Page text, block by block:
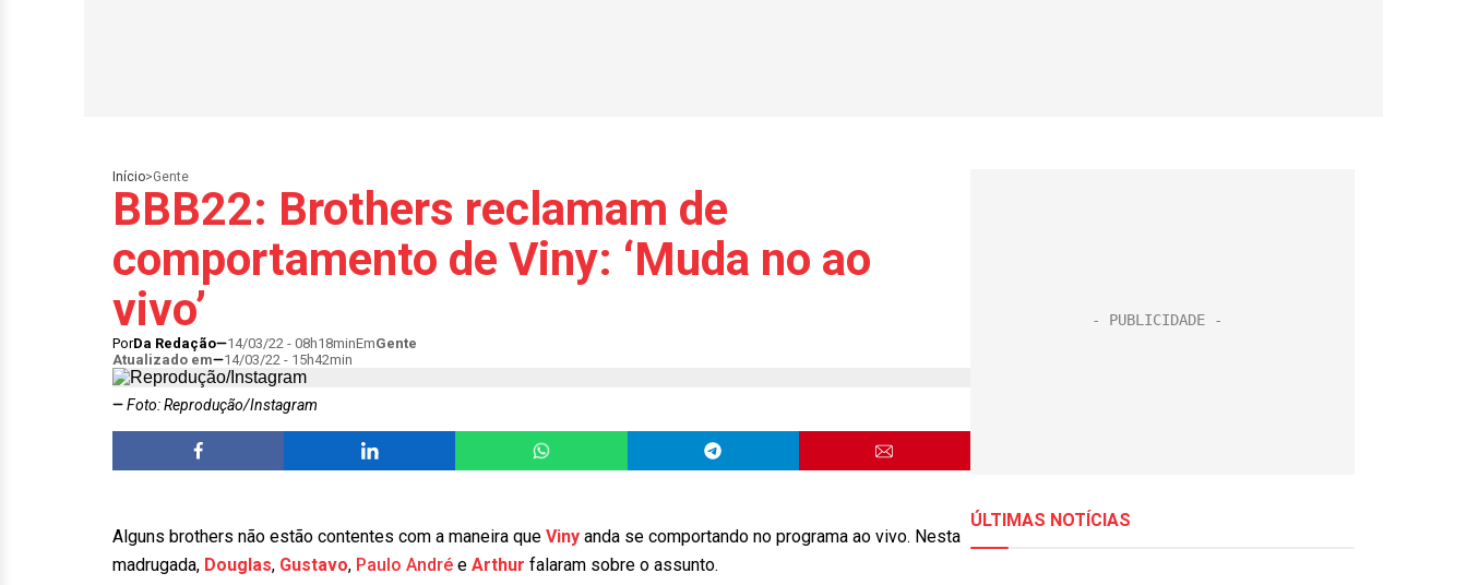
Início>Gente
BBB22: Brothers reclamam de
comportamento de Viny: ‘Muda no ao
vivo’
PorDa Redação 14/03/22 - 08h18minEmGente
Atualizado em
14/03/22 - 15h42min
Foto: Reprodução/Instagram
Alguns brothers não estão contentes com a maneira que Viny anda se comportando no programa ao vivo. Nesta
madrugada, Douglas, Gustavo, Paulo André e Arthur falaram sobre o assunto.